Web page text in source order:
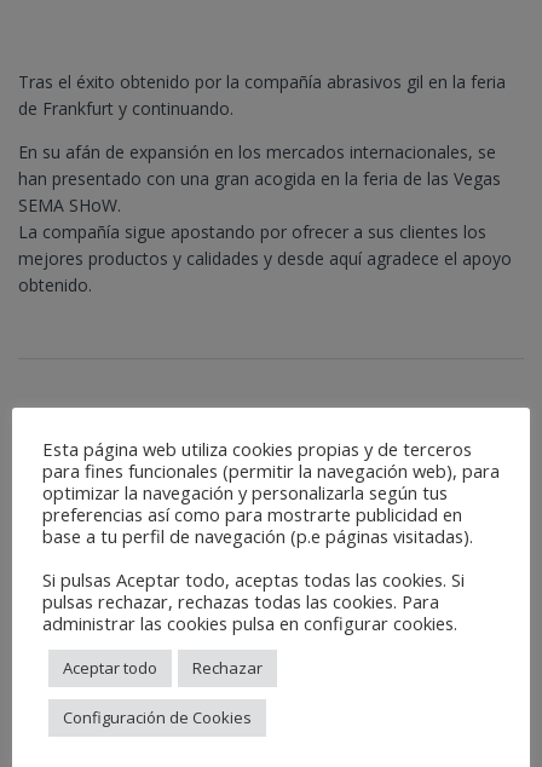
Tras el éxito obtenido por la compañía abrasivos gil en la feria
de Frankfurt y continuando.
En su afán de expansión en los mercados internacionales, se
han presentado con una gran acogida en la feria de las Vegas
SEMA SHoW.
La compañía sigue apostando por ofrecer a sus clientes los
mejores productos y calidades y desde aquí agradece el apoyo
obtenido.
COMPARTIR ESTO
DEJA UNA RESPUESTA
Esta página web utiliza cookies propias y de terceros
para fines funcionales (permitir la navegación web), para
optimizar la navegación y personalizarla según tus
preferencias así como para mostrarte publicidad en
base a tu perfil de navegación (p.e páginas visitadas).
Si pulsas Aceptar todo, aceptas todas las cookies. Si
pulsas rechazar, rechazas todas las cookies. Para
administrar las cookies pulsa en configurar cookies.
Aceptar todo Rechazar
Configuración de Cookies